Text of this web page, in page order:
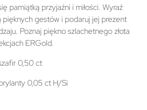
pamiątką przyjaźni i miłości. Wyraź
pięknych gestów i podaruj jej prezent
Poznaj piękno szlachetnego złota
ERGold.
0,50 ct
0,05 ct H/Si